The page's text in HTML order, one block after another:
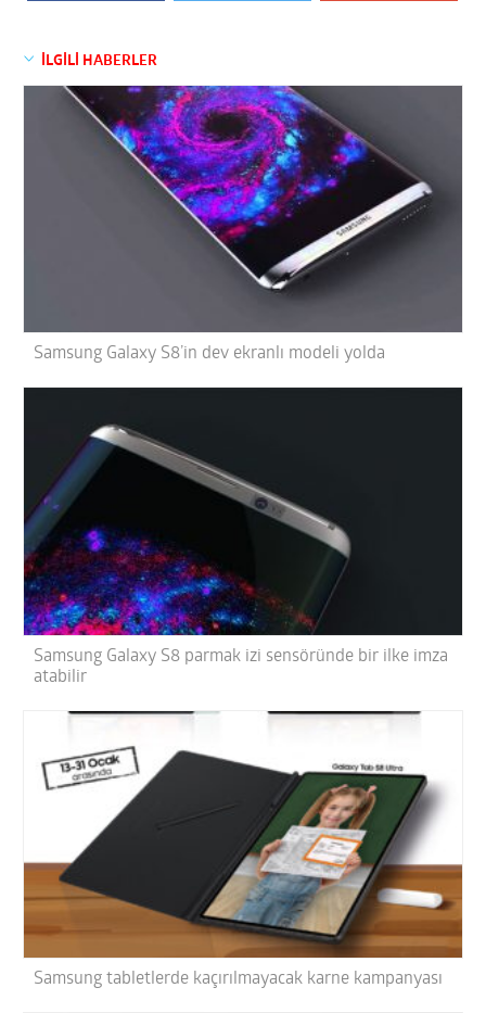
İLGİLİ HABERLER
Samsung Galaxy S8’in dev ekranlı modeli yolda
Samsung Galaxy S8 parmak izi sensöründe bir ilke imza
atabilir
Samsung tabletlerde kaçırılmayacak karne kampanyası